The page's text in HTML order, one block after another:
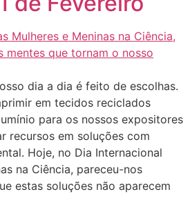
dia a dia é feito de escolhas.
em tecidos reciclados
para os nossos expositores
recursos em soluções com
Hoje, no Dia Internacional
na Ciência, pareceu-nos
estas soluções não aparecem